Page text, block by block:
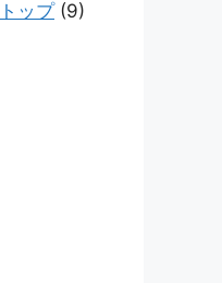
ップ(9)